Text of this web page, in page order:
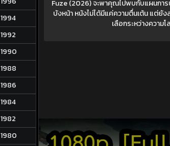
1994
1992
1990
1988
1986
1984
1982
1980
Fuze (2026) จะพาคุณไปพบกับแผนการ
บังหน้า หนังไม่ได้มีแค่ความตื่นเต้น แต่
เลือกระหว่างความ